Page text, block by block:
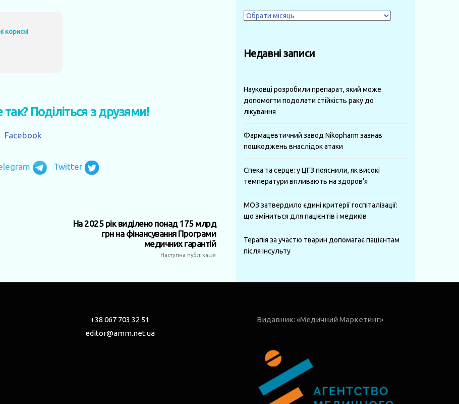
корисні
так? Поділіться з друзями!
Facebook
Twitter
На 2025 рік виділено понад 175 млрд
грн на фінансування Програми
медичних гарантій
Наступна публікація
Журнали
місяці
Недавні записи
Науковці розробили препарат, який може
допомогти подолати стійкість раку до
лікування
Фармацевтичний завод Nikopharm зазнав
пошкоджень внаслідок атаки
Спека та серце: у ЦГЗ пояснили, як високі
температури впливають на здоров’я
МОЗ затвердило єдині критерії госпіталізації:
що зміниться для пацієнтів і медиків
Терапія за участю тварин допомагає пацієнтам
після інсульту
+38 067 703 32 51
editor@amm.net.ua
Видавник: «Медичний Маркетинг»